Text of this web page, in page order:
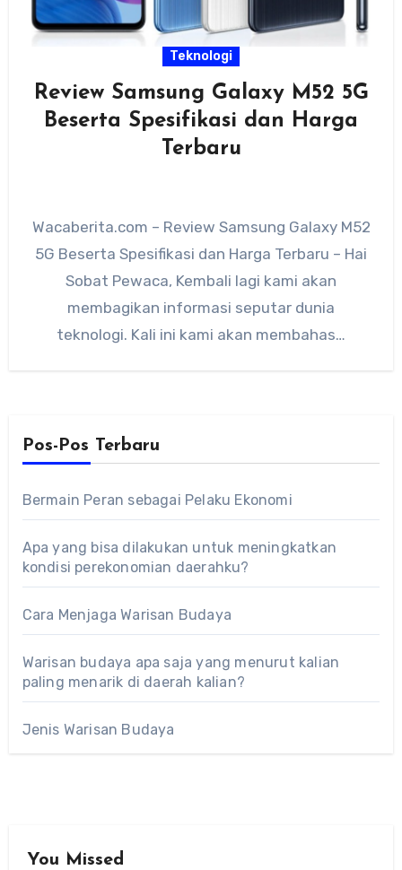
Teknologi
Review Samsung Galaxy M52 5G
Beserta Spesifikasi dan Harga
Terbaru
Wacaberita.com – Review Samsung Galaxy M52
5G Beserta Spesifikasi dan Harga Terbaru – Hai
Sobat Pewaca, Kembali lagi kami akan
membagikan informasi seputar dunia
teknologi. Kali ini kami akan membahas…
Pos-Pos Terbaru
Bermain Peran sebagai Pelaku Ekonomi
Apa yang bisa dilakukan untuk meningkatkan
kondisi perekonomian daerahku?
Cara Menjaga Warisan Budaya
Warisan budaya apa saja yang menurut kalian
paling menarik di daerah kalian?
Jenis Warisan Budaya
You Missed